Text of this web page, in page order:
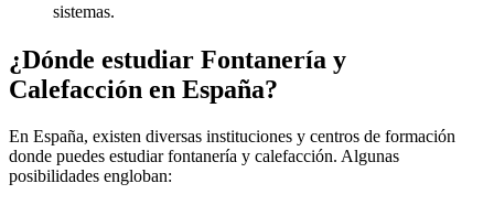
sistemas.
¿Dónde estudiar Fontanería y
Calefacción en España?
En España, existen diversas instituciones y centros de formación
donde puedes estudiar fontanería y calefacción. Algunas
posibilidades engloban: